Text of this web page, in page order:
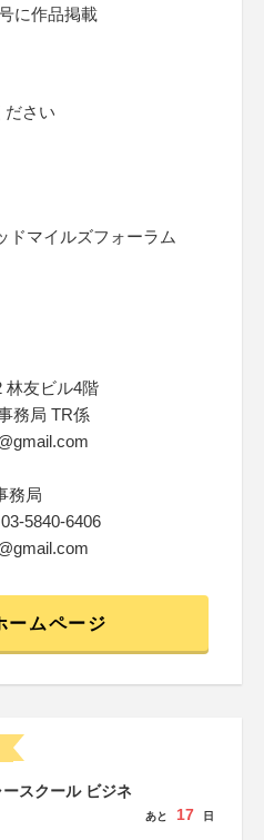
に作品掲載
ださい
ドマイルズフォーラム
林友ビル4階
務局 TR係
務局
5840-6406
ームページ
スクール ビジネ
あと 17 日